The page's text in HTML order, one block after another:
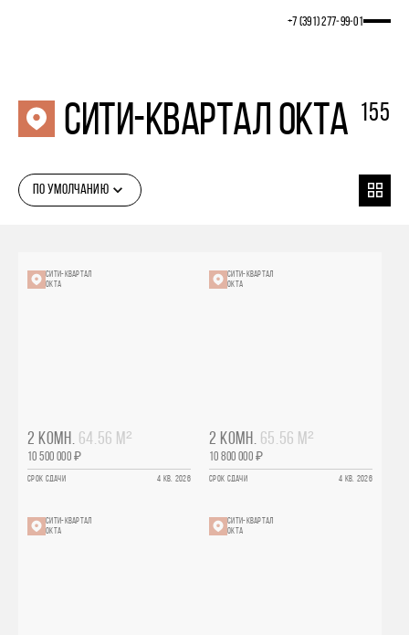
+7 (391) 277‒99‒01
Сити-квартал ОКТА 155
ПО УМОЛЧАНИЮ
СИТИ-КВАРТАЛ
ОКТА
2 КОМН. 64.56 М²
10 500 000 ₽
СРОК СДАЧИ 4 КВ. 2026
СИТИ-КВАРТАЛ
ОКТА
2 КОМН. 65.56 М²
10 800 000 ₽
СРОК СДАЧИ 4 КВ. 2026
СИТИ-КВАРТАЛ
ОКТА
СИТИ-КВАРТАЛ
ОКТА